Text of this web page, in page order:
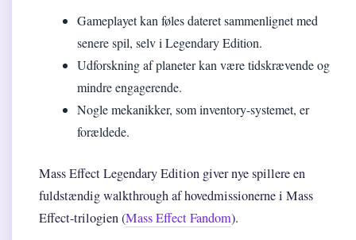
Gameplayet kan føles dateret sammenlignet med
senere spil, selv i Legendary Edition.
Udforskning af planeter kan være tidskrævende og
mindre engagerende.
Nogle mekanikker, som inventory-systemet, er
forældede.
Mass Effect Legendary Edition giver nye spillere en
fuldstændig walkthrough af hovedmissionerne i Mass
Effect-trilogien (Mass Effect Fandom).